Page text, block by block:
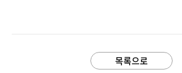
목록으로